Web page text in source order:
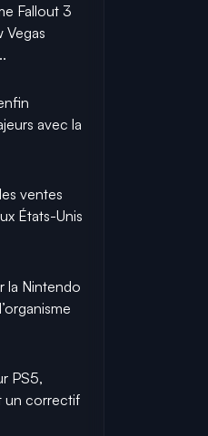
Fallout 3
Vegas
avec la
ventes
États-Unis
la Nintendo
PS5,
un correctif